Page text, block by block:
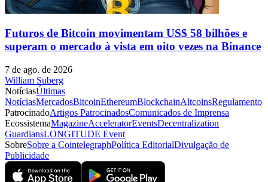
Futuros de Bitcoin movimentam US$ 58 bilhões e
superam o mercado à vista em oito vezes na Binance
7 de ago. de 2026
William Suberg
NotíciasÚltimas
NotíciasMercadosBitcoinEthereumBlockchainAltcoinsRegulamento
PatrocinadoArtigos PatrocinadosComunicados de Imprensa
EcossistemaMagazineAcceleratorEventsDecentralization
GuardiansLONGITUDE Event
SobreSobre a CointelegraphPolítica EditorialDivulgação de
Publicidade